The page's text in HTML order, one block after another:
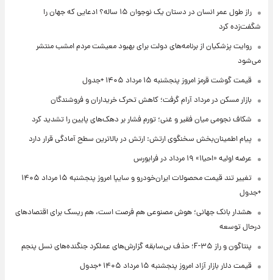
راز طول عمر انسان در دستان یک نوجوان ۱۵ ساله؟ ادعایی که جهان را
شگفت‌زده کرد
روایت پزشکیان از برنامه‌های دولت برای بهبود معیشت مردم امشب منتشر
می‌شود
قیمت گوشت قرمز امروز پنجشنبه ۱۵ مرداد ۱۴۰۵ +جدول
بازار مسکن در مرداد آرام گرفت؛ کاهش تحرک خریداران و فروشندگان
شکاف نجومی میان فقیر و غنی؛ تورم فشار بر دهک‌های پایین را تشدید کرد
پیام اطمینان‌بخش سخنگوی ارتش: ارتش در بالاترین سطح آمادگی قرار دارد
عرضه اولیه «احیا۱» ۱۹ مرداد در فرابورس
تغییر تند قیمت محصولات ایران‌خودرو و سایپا امروز پنجشنبه ۱۵ مرداد ۱۴۰۵
+جدول
هشدار بانک جهانی؛ هوش مصنوعی هم فرصت است، هم ریسک برای اقتصادهای
درحال توسعه
پنتاگون و راز F-۳۵؛ حذف بی‌سابقه گزارش‌های عملکرد جنگنده‌های نسل پنجم
قیمت دلار بازار آزاد امروز پنجشنبه ۱۵ مرداد ۱۴۰۵ +جدول